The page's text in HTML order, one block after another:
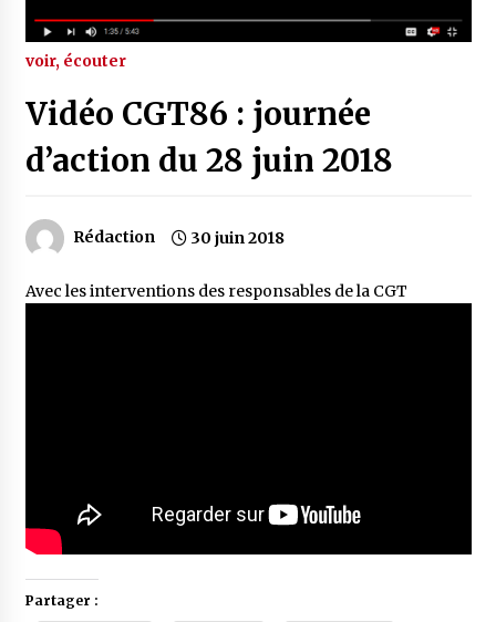
voir, écouter
Vidéo CGT86 : journée
d’action du 28 juin 2018
Rédaction 30 juin 2018
Avec les interventions des responsables de la CGT
Partager :